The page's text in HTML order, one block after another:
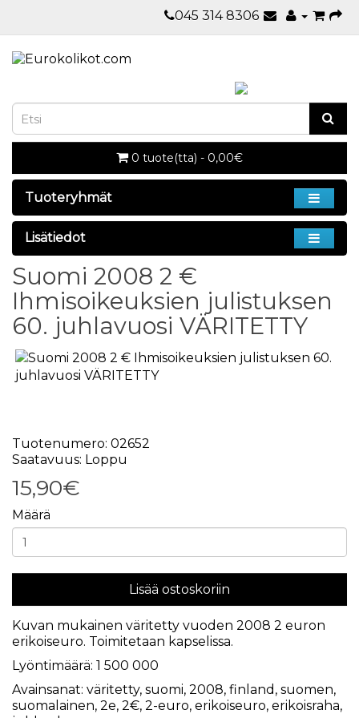
045 314 8306
0 tuote(tta) - 0,00€
Tuoteryhmät
Lisätiedot
Suomi 2008 2 €
Ihmisoikeuksien julistuksen
60. juhlavuosi VÄRITETTY
Tuotenumero: 02652
Saatavuus: Loppu
15,90€
Määrä
Lisää ostoskoriin
Kuvan mukainen väritetty vuoden 2008 2 euron
erikoiseuro. Toimitetaan kapselissa.
Lyöntimäärä: 1 500 000
Avainsanat: väritetty, suomi, 2008, finland , suomen,
suomalainen, 2e, 2€, 2-euro, erikoiseuro, erikoisraha,